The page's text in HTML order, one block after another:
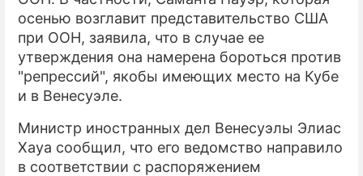
ПРОИСШЕСТВИЯ
СОННИК
СТИЛЬ ЖИЗНИ
ИГРЫ
ПРЕСС-РЕЛИЗЫ
осенью возглавит представительство США
при ООН, заявила, что в случае ее
утверждения она намерена бороться против
"репрессий", якобы имеющих место на Кубе
и в Венесуэле.
Министр иностранных дел Венесуэлы Элиас
Хауа сообщил, что его ведомство направило
в соответствии с распоряжением